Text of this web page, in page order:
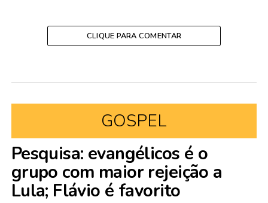
CLIQUE PARA COMENTAR
GOSPEL
Pesquisa: evangélicos é o
grupo com maior rejeição a
Lula; Flávio é favorito